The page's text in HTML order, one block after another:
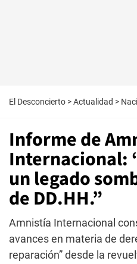
El Desconcierto >Actualidad >
Informe de
Internacional:
un legado
de DD.HH.”
Amnistía Internacional
avances en materia de
reparación” desde la